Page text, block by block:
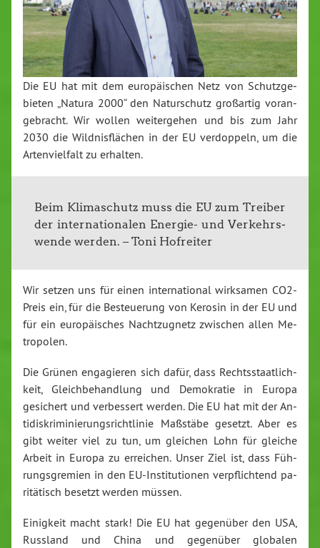
Die EU hat mit dem eu­ro­päi­schen Netz von Schutz­ge­
bie­ten „Natura 2000“ den Na­tur­schutz großartig vor­an­
ge­bracht. Wir wollen wei­ter­ge­hen und bis zum Jahr
2030 die Wild­nis­flä­chen in der EU verdoppeln, um die
Ar­ten­viel­falt zu erhalten.
Beim Kli­ma­schutz muss die EU zum Treiber
der in­ter­na­tio­na­len Energie- und Ver­kehrs­
wen­de werden. – Toni Hofreiter
Wir setzen uns für einen in­ter­na­tio­nal wirksamen CO2-
Preis ein, für die Be­steue­rung von Kerosin in der EU und
für ein europäisches Nacht­zug­netz zwischen allen Me­
tro­po­len.
Die Grünen en­ga­gie­ren sich dafür, dass Rechts­staat­lich­
keit, Gleich­be­hand­lung und De­mo­kra­tie in Europa
gesichert und ver­bes­sert werden. Die EU hat mit der An­
ti­dis­kri­mi­nie­rungs­richt­li­nie Maßstäbe gesetzt. Aber es
gibt weiter viel zu tun, um gleichen Lohn für gleiche
Arbeit in Europa zu erreichen. Unser Ziel ist, dass Füh­
rungs­gre­mi­en in den EU-In­sti­tu­tio­nen ver­pflich­tend pa­
ri­tä­tisch besetzt werden müssen.
Einigkeit macht stark! Die EU hat gegenüber den USA,
Russland und China und gegenüber globalen